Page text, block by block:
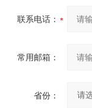
联系电话：
常用邮箱：
省份：